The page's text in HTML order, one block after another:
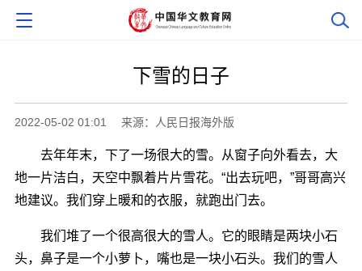
下雪的日子
2022-05-02 01:01 来源：人民日报海外版
去年年末，下了一场很大的雪。从窗子向外看去，大
地一片洁白，天空中飘着片片雪花。“出去玩吧，”哥哥高兴
地建议。我们穿上暖和的衣服，就跑出门去。
我们堆了一个很高很大的雪人。它的眼睛是两块小石
头，鼻子是一个小萝卜，嘴也是一块小石头。我们的雪人